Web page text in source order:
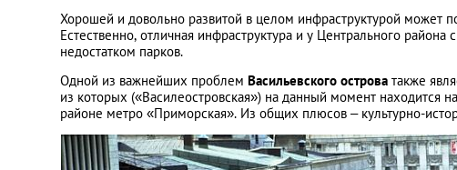
Хорошей и довольно развитой в целом инфраструктурой может
Естественно, отличная инфраструктура и у Центрального
недостатком парков.
Одной из важнейших проблем Васильевского острова также
из которых («Василеостровская») на данный момент находится
районе метро «Приморская». Из общих плюсов – культурно-